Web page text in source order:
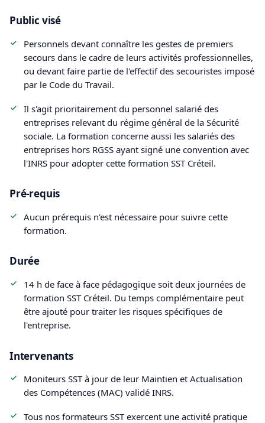
Public visé
Personnels devant connaître les gestes de premiers
secours dans le cadre de leurs activités professionnelles,
ou devant faire partie de l'effectif des secouristes imposé
par le Code du Travail.
Il s'agit prioritairement du personnel salarié des
entreprises relevant du régime général de la Sécurité
sociale. La formation concerne aussi les salariés des
entreprises hors RGSS ayant signé une convention avec
l'INRS pour adopter cette formation SST Créteil.
Pré-requis
Aucun prérequis n'est nécessaire pour suivre cette
formation.
Durée
14 h de face à face pédagogique soit deux journées de
formation SST Créteil. Du temps complémentaire peut
être ajouté pour traiter les risques spécifiques de
l'entreprise.
Intervenants
Moniteurs SST à jour de leur Maintien et Actualisation
des Compétences (MAC) validé INRS.
Tous nos formateurs SST exercent une activité pratique